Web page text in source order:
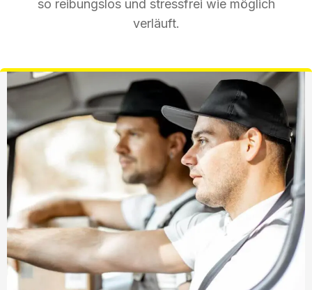
so reibungslos und stressfrei wie möglich
verläuft.